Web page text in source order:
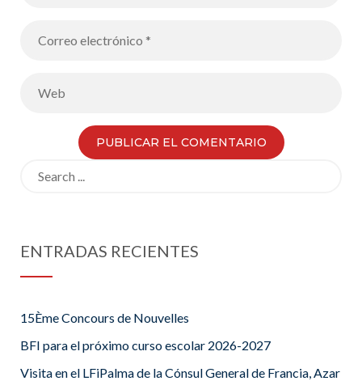
ENTRADAS RECIENTES
15Ème Concours de Nouvelles
BFI para el próximo curso escolar 2026-2027
Visita en el LFiPalma de la Cónsul General de Francia, Azar